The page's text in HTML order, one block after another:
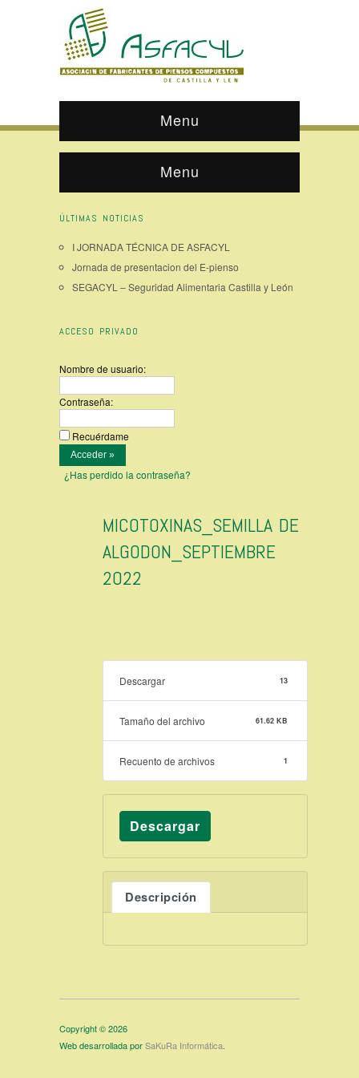
Menu
Menu
ÚLTIMAS NOTICIAS
I JORNADA TÉCNICA DE ASFACYL
Jornada de presentacion del E-pienso
SEGACYL – Seguridad Alimentaria Castilla y León
ACCESO PRIVADO
Nombre de usuario:
Contraseña:
Recuérdame
¿Has perdido la contraseña?
MICOTOXINAS_SEMILLA DE
ALGODON_SEPTIEMBRE
2022
Descargar 13
Tamaño del archivo 61.62 KB
Recuento de archivos 1
Descargar
Descripción
Copyright © 2026
Web desarrollada porSaKuRa Informática.